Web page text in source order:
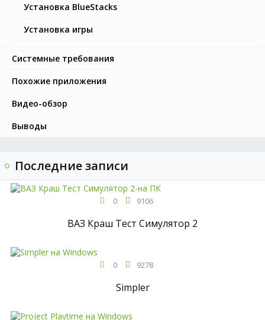
Установка BlueStacks
Установка игры
Системные требования
Похожие приложения
Видео-обзор
Выводы
Последние записи
0 9106
ВАЗ Краш Тест Симулятор 2
0 9278
Simpler